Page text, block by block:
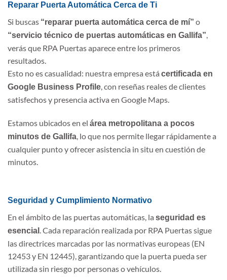
Reparar Puerta Automática Cerca de Ti
Si buscas “reparar puerta automática cerca de mí” o
“servicio técnico de puertas automáticas en Gallifa”,
verás que RPA Puertas aparece entre los primeros
resultados.
Esto no es casualidad: nuestra empresa está certificada en
Google Business Profile, con reseñas reales de clientes
satisfechos y presencia activa en Google Maps.
Estamos ubicados en el área metropolitana a pocos
minutos de Gallifa, lo que nos permite llegar rápidamente a
cualquier punto y ofrecer asistencia in situ en cuestión de
minutos.
Seguridad y Cumplimiento Normativo
En el ámbito de las puertas automáticas, la seguridad es
esencial . Cada reparación realizada por RPA Puertas sigue
las directrices marcadas por las normativas europeas (EN
12453 y EN 12445), garantizando que la puerta pueda ser
utilizada sin riesgo por personas o vehículos.